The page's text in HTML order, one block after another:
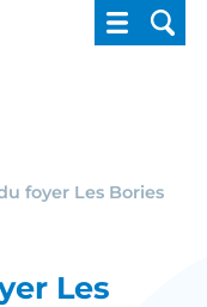
pour
foyer Les Bories
Les